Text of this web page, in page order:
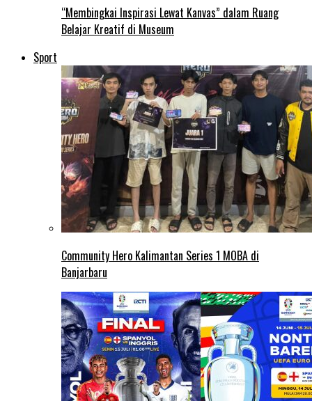
“Membingkai Inspirasi Lewat Kanvas” dalam Ruang
Belajar Kreatif di Museum
Sport
Community Hero Kalimantan Series 1 MOBA di
Banjarbaru